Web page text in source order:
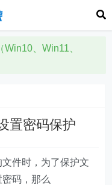
、Win11、
置密码保护
件时，为了保护文
码，那么